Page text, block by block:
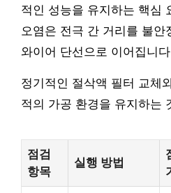
적인 성능을 유지하는 핵심
오염은 전극 간 거리를 불안
와이어 단선으로 이어집니
정기적인 절삭액 필터 교체
적의 가공 환경을 유지하는
점검
항목
실행 방법